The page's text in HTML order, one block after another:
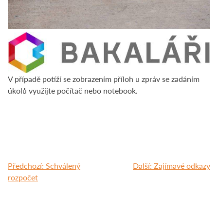
V případě potíží se zobrazením příloh u zpráv se zadáním
úkolů využijte počítač nebo notebook.
Navigace
Předchozí: Schválený
rozpočet
Další: Zajímavé odkazy